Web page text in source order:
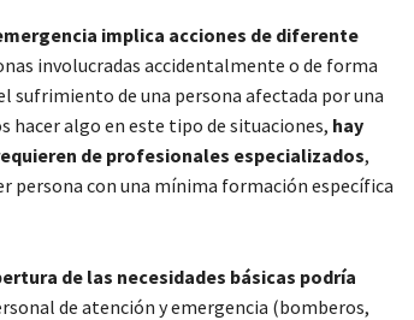
implica acciones de diferente
involucradas accidentalmente o de forma
sufrimiento de una persona afectada por una
hacer algo en este tipo de situaciones, hay
de profesionales especializados,
persona con una mínima formación específica
de las necesidades básicas podría
de atención y emergencia (bomberos,